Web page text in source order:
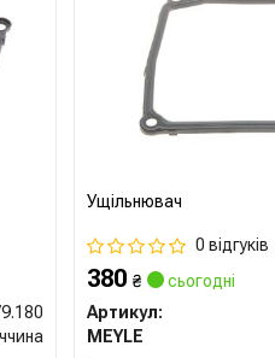
Ущільнювач
0 відгуків
380₴
сьогодні
Артикул:
MEYLE